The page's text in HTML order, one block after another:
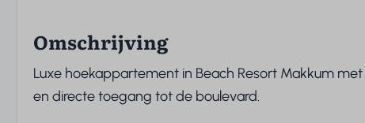
Omschrijving
Luxe hoekappartement in Beach Resort Makkum
en directe toegang tot de boulevard.